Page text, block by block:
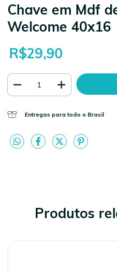
Chave em Mdf
Welcome 40x16
R$29,90
Entregas para todo o Brasil
Produtos